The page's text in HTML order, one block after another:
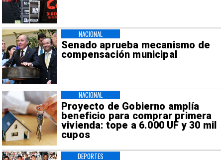
Senado aprueba mecanismo de
compensación municipal
NACIONAL
Proyecto de Gobierno amplía
beneficio para comprar primera
vivienda: tope a 6.000 UF y 30 mil
cupos
NACIONAL
DEPORTES